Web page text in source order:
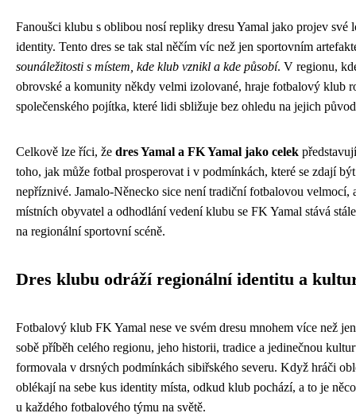
Fanoušci klubu s oblibou nosí repliky dresu Yamal jako projev své
identity. Tento dres se tak stal něčím víc než jen sportovním
sounáležitosti s místem, kde klub vznikl a kde působí. V regionu,
obrovské a komunity někdy velmi izolované, hraje fotbalový klub
společenského pojítka, které lidi sbližuje bez ohledu na jejich
Celkově lze říci, že dres Yamal a FK Yamal jako celek
toho, jak může fotbal prosperovat i v podmínkách, které se zdají
nepříznivé. Jamalo-Něnecko sice není tradiční fotbalovou velmocí,
místních obyvatel a odhodlání vedení klubu se FK Yamal stává
na regionální sportovní scéně.
Dres klubu odráží regionální identitu a
Fotbalový klub FK Yamal nese ve svém dresu mnohem více než
sobě příběh celého regionu, jeho historii, tradice a jedinečnou
formovala v drsných podmínkách sibiřského severu. Když hráči
oblékají na sebe kus identity místa, odkud klub pochází, a to je
u každého fotbalového týmu na světě.